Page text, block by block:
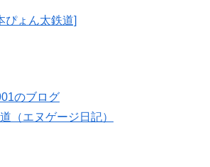
ぴょん太鉄道]
のブログ
（エヌゲージ日記）